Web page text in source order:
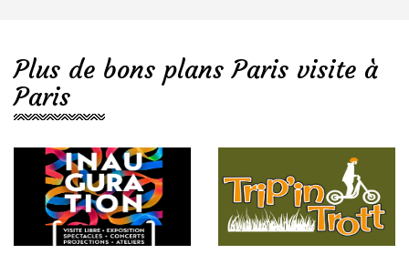
Plus de bons plans Paris visite à
Paris